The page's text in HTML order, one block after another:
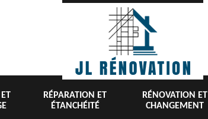
RÉPARATION ET
ÉTANCHÉITÉ
RÉNOVATION ET
CHANGEMENT